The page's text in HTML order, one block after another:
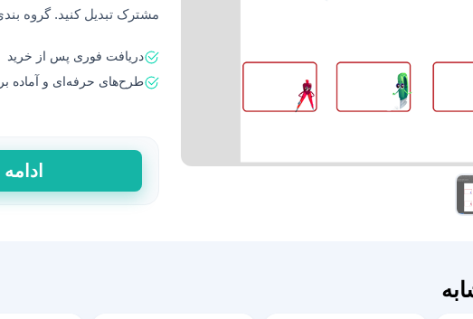
مشترک تبدیل کنید. گروه
دریافت فوری پس از خرید
طرح‌های حرفه‌ای و آماده
گروه
بندی
کلاس